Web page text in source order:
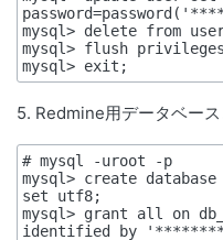
mysql> delete from
mysql> flush
5. Redmine用データベー
# mysql -uroot -p
mysql> create
set utf8;
mysql> grant all on
identified by